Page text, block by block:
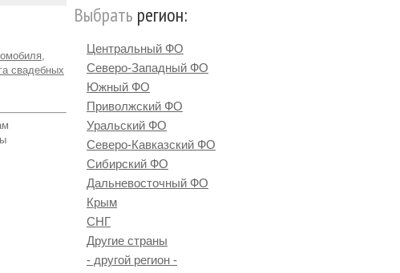
свадебных
Выбрать регион:
Центральный ФО
Северо-Западный ФО
Южный ФО
Приволжский ФО
Уральский ФО
Северо-Кавказский ФО
Сибирский ФО
Дальневосточный ФО
Крым
СНГ
Другие страны
- другой регион -